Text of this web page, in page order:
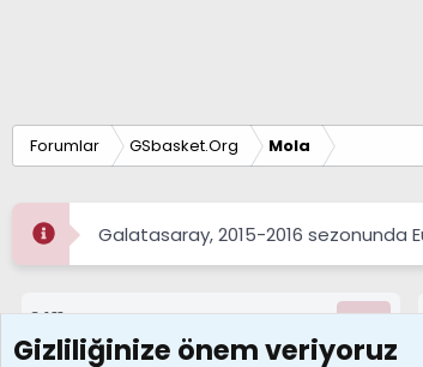
Forumlar GSbasket.Org Mola
Galatasaray, 2015-2016 sezonunda
8411
Konular
Gizliliğinize önem veriyoruz